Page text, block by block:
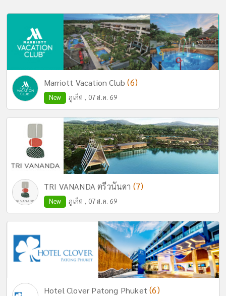
Marriott Vacation Club(6)
New ภูเก็ต , 07 ส.ค. 69
TRI VANANDA ตรีวนันดา (7)
New ภูเก็ต , 07 ส.ค. 69
Hotel Clover Patong Phuket(6)